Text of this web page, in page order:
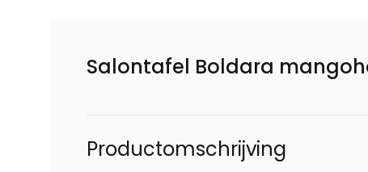
Salontafel Boldara
Productomschrijving